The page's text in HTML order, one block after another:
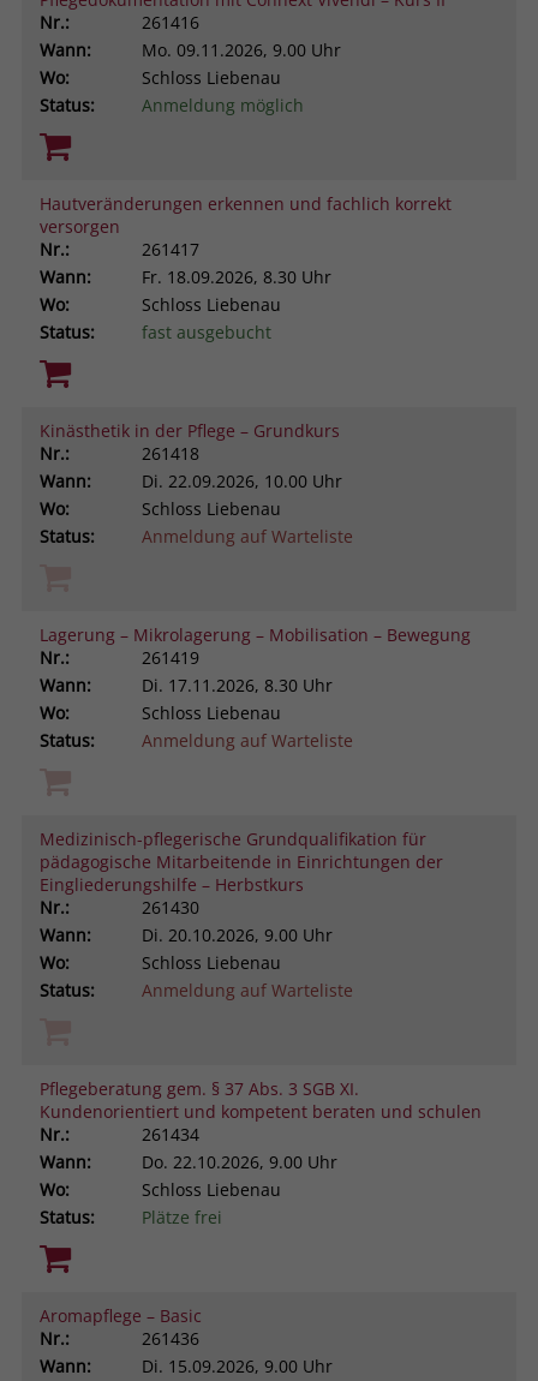
Nr.:
261416
Wann:
Mo. 09.11.2026, 9.00 Uhr
Wo:
Schloss Liebenau
Status:
Anmeldung möglich
Hautveränderungen erkennen und fachlich korrekt
versorgen
Nr.:
261417
Wann:
Fr. 18.09.2026, 8.30 Uhr
Wo:
Schloss Liebenau
Status:
fast ausgebucht
Kinästhetik in der Pflege – Grundkurs
Nr.:
261418
Wann:
Di. 22.09.2026, 10.00 Uhr
Wo:
Schloss Liebenau
Status:
Anmeldung auf Warteliste
Lagerung – Mikrolagerung – Mobilisation – Bewegung
Nr.:
261419
Wann:
Di. 17.11.2026, 8.30 Uhr
Wo:
Schloss Liebenau
Status:
Anmeldung auf Warteliste
Medizinisch-pflegerische Grundqualifikation für
pädagogische Mitarbeitende in Einrichtungen der
Eingliederungshilfe – Herbstkurs
Nr.:
261430
Wann:
Di. 20.10.2026, 9.00 Uhr
Wo:
Schloss Liebenau
Status:
Anmeldung auf Warteliste
Pflegeberatung gem. § 37 Abs. 3 SGB XI.
Kundenorientiert und kompetent beraten und schulen
Nr.:
261434
Wann:
Do. 22.10.2026, 9.00 Uhr
Wo:
Schloss Liebenau
Status:
Plätze frei
Aromapflege – Basic
Nr.:
261436
Wann:
Di. 15.09.2026, 9.00 Uhr